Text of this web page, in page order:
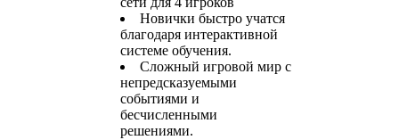
Новички быстро учатся
благодаря интерактивной
системе обучения.
Сложный игровой мир с
непредсказуемыми
событиями и
бесчисленными
решениями.